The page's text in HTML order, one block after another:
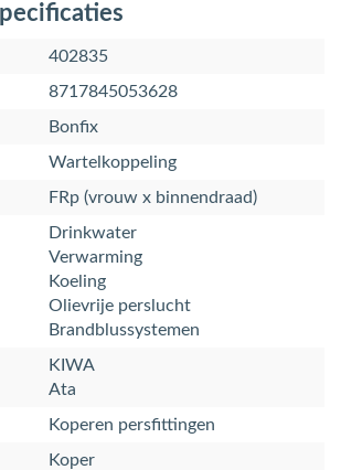
402835
8717845053628
Bonfix
Wartelkoppeling
FRp (vrouw x binnendraad)
Drinkwater
Verwarming
Koeling
Olievrije perslucht
Brandblussystemen
KIWA
Ata
Koperen persfittingen
Koper